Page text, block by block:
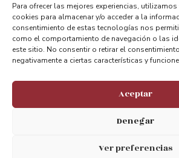
Para ofrecer las mejores experiencias,
cookies para almacenar y/o acceder a la
consentimiento de estas tecnologías nos
como el comportamiento de navegación o las
este sitio. No consentir o retirar el
negativamente a ciertas características y
Aceptar
Denegar
Ver preferencias
ANTERIOR